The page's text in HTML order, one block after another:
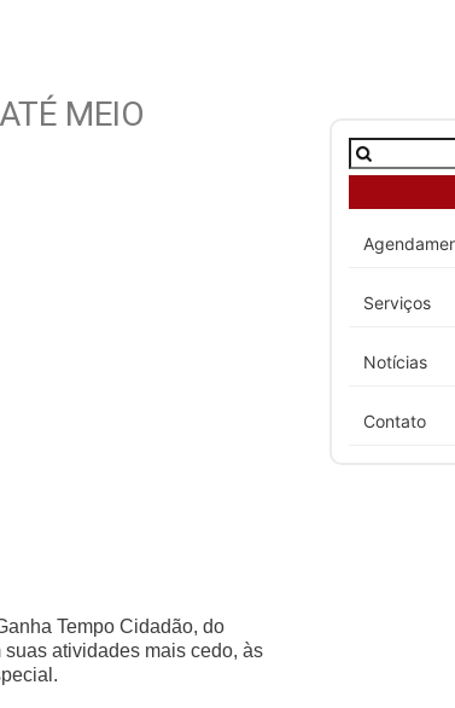
MEIO
Tempo Cidadão, do
atividades mais cedo, às
Serviços
Notícias
Contato